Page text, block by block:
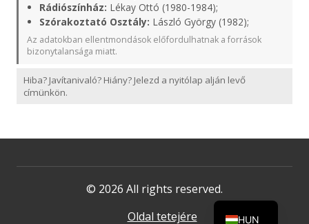
Rádiószínház: Lékay Ottó (1980-1984);
Szórakoztató Osztály: László György (1982);
Az adatokban ellentmondások előfordulhatnak a források
bizonytalansága miatt.
Hiba? Javítanivaló? Hiány? Jelezd a nyitólap alján levő
címünkön.
© 2026 All rights reserved.
Oldal tetejére
HUN